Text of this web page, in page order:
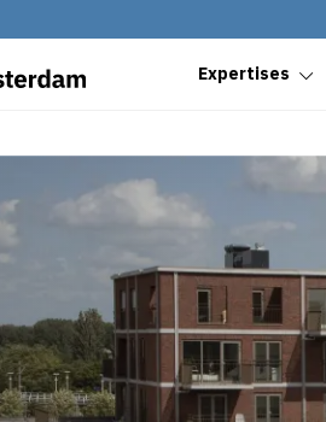
Expertises